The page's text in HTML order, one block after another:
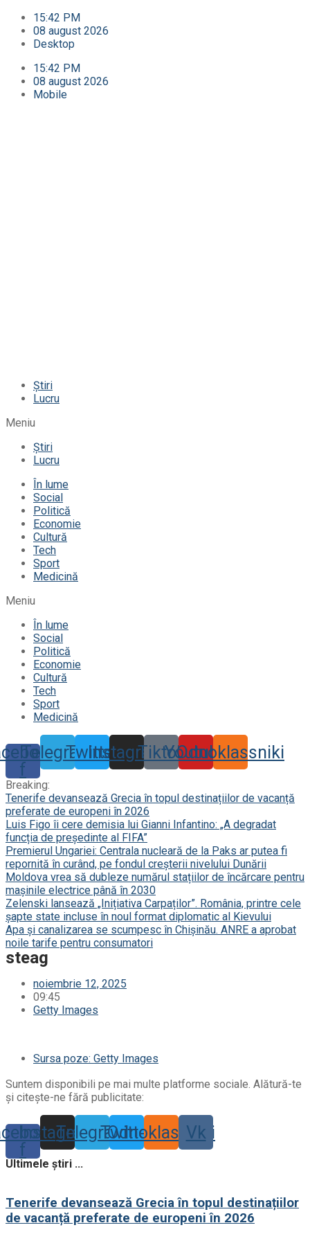
15:42 PM
08 august 2026
Desktop
15:42 PM
08 august 2026
Mobile
Știri
Lucru
Meniu
Știri
Lucru
În lume
Social
Politică
Economie
Cultură
Tech
Sport
Medicină
Meniu
În lume
Social
Politică
Economie
Cultură
Tech
Sport
Medicină
f
TelegramTwitter
Instagram
TiktokYoutube
Odnoklassniki
Breaking:
Tenerife devansează Grecia în topul destinațiilor de vacanță
preferate de europeni în 2026
Luis Figo îi cere demisia lui Gianni Infantino: „A degradat
funcția de președinte al FIFA”
Premierul Ungariei: Centrala nucleară de la Paks ar putea fi
repornită în curând, pe fondul creșterii nivelului Dunării
Moldova vrea să dubleze numărul stațiilor de încărcare pentru
mașinile electrice până în 2030
Zelenski lansează „Inițiativa Carpaților”. România, printre cele
șapte state incluse în noul format diplomatic al Kievului
Apa și canalizarea se scumpesc în Chișinău. ANRE a aprobat
noile tarife pentru consumatori
steag
noiembrie 12, 2025
09:45
Getty Images
Sursa poze: Getty Images
Suntem disponibili pe mai multe platforme sociale. Alătură-te
și citește-ne fără publicitate:
f
Instagram
TelegramTwitter
Odnoklassniki
Vk
Ultimele știri ...
Tenerife devansează Grecia în topul destinațiilor
de vacanță preferate de europeni în 2026